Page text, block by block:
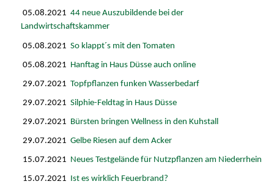
05.08.202144 neue Auszubildende bei der
Landwirtschaftskammer
05.08.2021So klappt´s mit den Tomaten
05.08.2021 Hanftag in Haus Düsse auch online
29.07.2021Topfpflanzen funken Wasserbedarf
29.07.2021Silphie-Feldtag in Haus Düsse
29.07.2021 Bürsten bringen Wellness in den Kuhstall
29.07.2021Gelbe Riesen auf dem Acker
15.07.2021 Neues Testgelände für Nutzpflanzen am Niederrhein
15.07.2021 Ist es wirklich Feuerbrand?